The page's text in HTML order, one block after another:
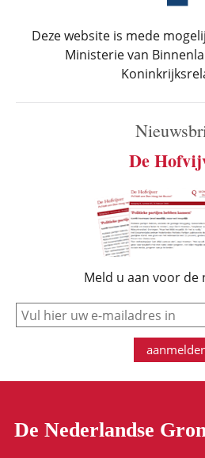
Deze website is mede
Ministerie van
De
Meld u aan voor de
e-
De Nederlandse